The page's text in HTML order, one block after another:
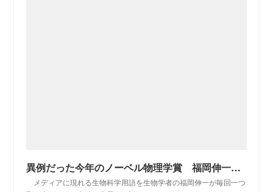
異例だった今年のノーベル物理学賞 福岡伸一「地球外生命体の存在という夢に」 〈AERA〉
メディアに現れる生物科学用語を生物学者の福岡伸一が毎回一つ